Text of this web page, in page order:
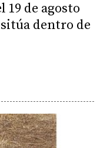
19 de agosto
dentro de